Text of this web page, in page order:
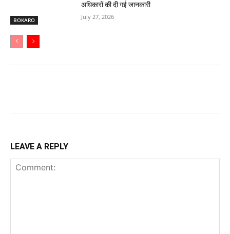
BOKARO
अधिकारों की दी गई जानकारी
July 27, 2026
LEAVE A REPLY